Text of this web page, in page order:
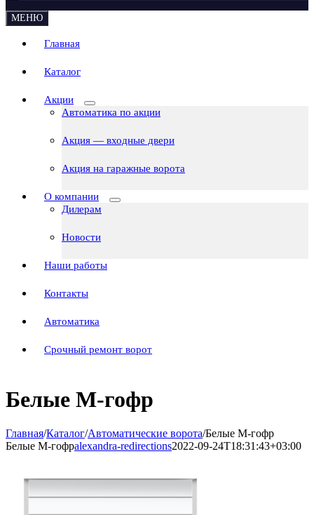
МЕНЮ
Главная
Каталог
Акции
Автоматика по акции
Акция — входные двери
Акция на гаражные ворота
О компании
Дилерам
Новости
Наши работы
Контакты
Автоматика
Срочный ремонт ворот
Белые М-гофр
Главная/Каталог/Автоматические ворота/Белые М-гофр
Белые М-гофрalexandra-redirections2022-09-24T18:31:43+03:00